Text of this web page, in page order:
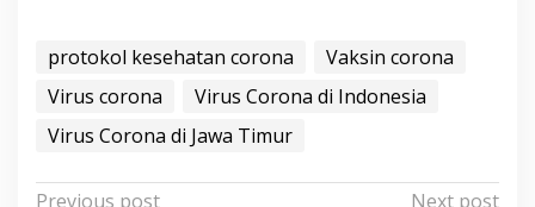
protokol kesehatan corona
Vaksin corona
Virus corona
Virus Corona di Indonesia
Virus Corona di Jawa Timur
Previous post
Next post